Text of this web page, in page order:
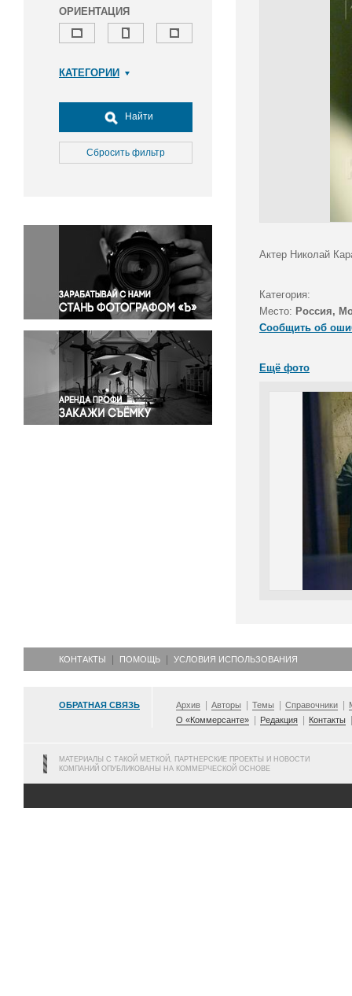
ОРИЕНТАЦИЯ
КАТЕГОРИИ
Досуг, туризм и отдых
Культура
Медицина
Окружающая среда
Политика
Правосудие
Происшествия и конфликты
Религия
Светская жизнь
Спорт
Экология
Экономика и бизнес
Найти
Сбросить фильтр
Актер Николай
Категория:
Место: Россия,
Сообщить об
Ещё фото
КОНТАКТЫ ПОМОЩЬ УСЛОВИЯ ИСПОЛЬЗОВАНИЯ
ОБРАТНАЯ СВЯЗЬ Архив Авторы Темы Справочники
О «Коммерсанте»
Редакция Контакты
МАТЕРИАЛЫ С ТАКОЙ МЕТКОЙ, ПАРТНЕРСКИЕ ПРОЕКТЫ И НОВОСТИ
КОМПАНИЙ ОПУБЛИКОВАНЫ НА КОММЕРЧЕСКОЙ ОСНОВЕ